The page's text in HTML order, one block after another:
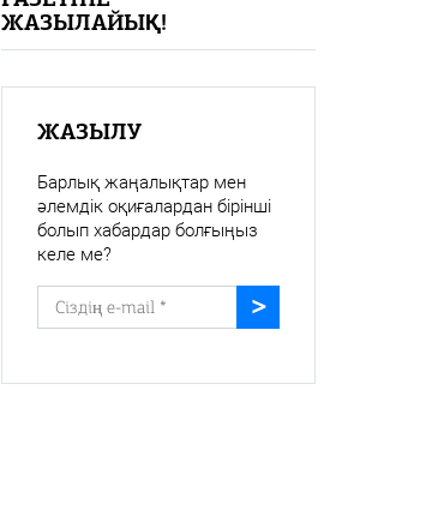
ЖАЗЫЛАЙЫҚ!
ЖАЗЫЛУ
Барлық жаңалықтар мен
әлемдік оқиғалардан бірінші
болып хабардар болғыңыз
келе ме?